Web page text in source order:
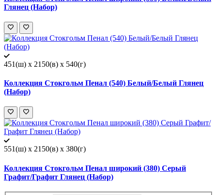
Глянец (Набор)
451(ш) x 2150(в) x 540(г)
Коллекция Стокгольм Пенал (540) Белый/Белый Глянец
(Набор)
551(ш) x 2150(в) x 380(г)
Коллекция Стокгольм Пенал широкий (380) Серый
Графит/Графит Глянец (Набор)